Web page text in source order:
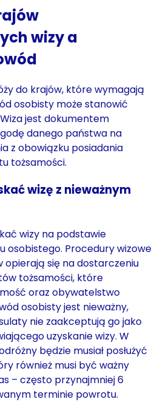
wizy a
do krajów, które wymagają
osobisty może stanowić
jest dokumentem
danego państwa na
z obowiązku posiadania
tożsamości.
wizę z nieważnym
wizy na podstawie
osobistego. Procedury wizowe
opierają się na dostarczeniu
tożsamości, które
oraz obywatelstwo
osobisty jest nieważny,
nie zaakceptują go jako
uzyskanie wizy. W
będzie musiał posłużyć
również musi być ważny
– często przynajmniej 6
terminie powrotu.